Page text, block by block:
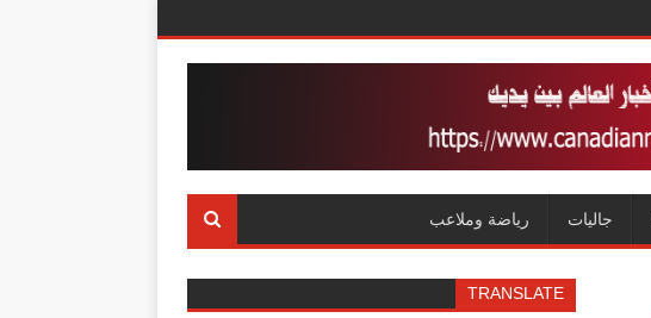
جاليات رياضة وملاعب
TRANSLATE